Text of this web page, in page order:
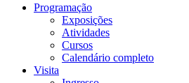
Programação
Exposições
Atividades
Cursos
Calendário completo
Visita